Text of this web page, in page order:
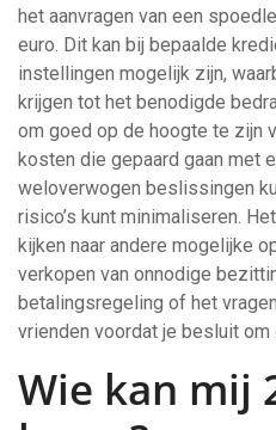
het aanvragen van een
euro. Dit kan bij bepaalde
instellingen mogelijk zijn,
krijgen tot het benodigde
om goed op de hoogte te zijn
kosten die gepaard gaan met
weloverwogen beslissingen
risico’s kunt minimaliseren.
kijken naar andere mogelijke
verkopen van onnodige
betalingsregeling of het
vrienden voordat je besluit
Wie kan mij